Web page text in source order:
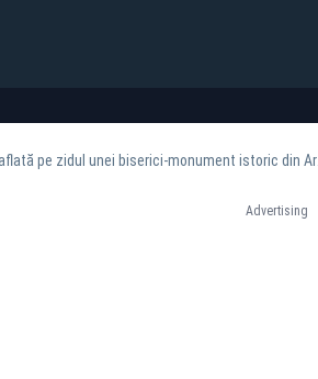
Gest șocant: un bărbat a distrus cu sapa cunoscuta frească „Moartea care râde”, aflată pe zidul unei biserici‑monument istoric din Argeș
Advertising